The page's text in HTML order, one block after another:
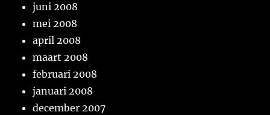
juni 2008
mei 2008
april 2008
maart 2008
februari 2008
januari 2008
december 2007